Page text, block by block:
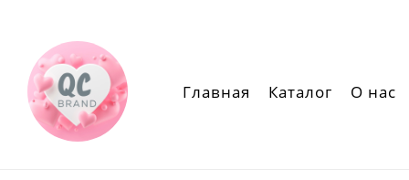
Главная Каталог О нас